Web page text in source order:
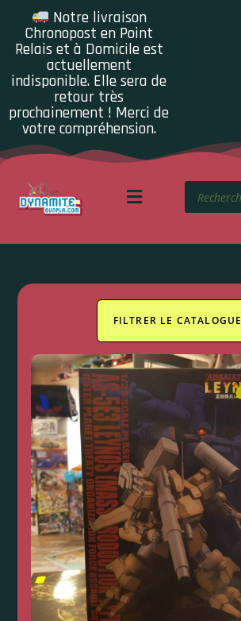
Notre livraison
Chronopost en Point
Relais et à Domicile est
actuellement
indisponible. Elle sera de
retour très
prochainement ! Merci de
votre compréhension.
FILTRER LE CATALOGUE